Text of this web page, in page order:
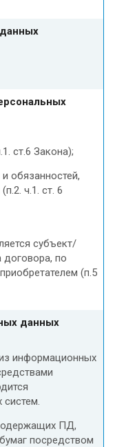
ст.6 Закона);
обязанностей,
ч.1. ст. 6
субъект/
договора, по
(п.5
данных
информационных
ПД,
посредством